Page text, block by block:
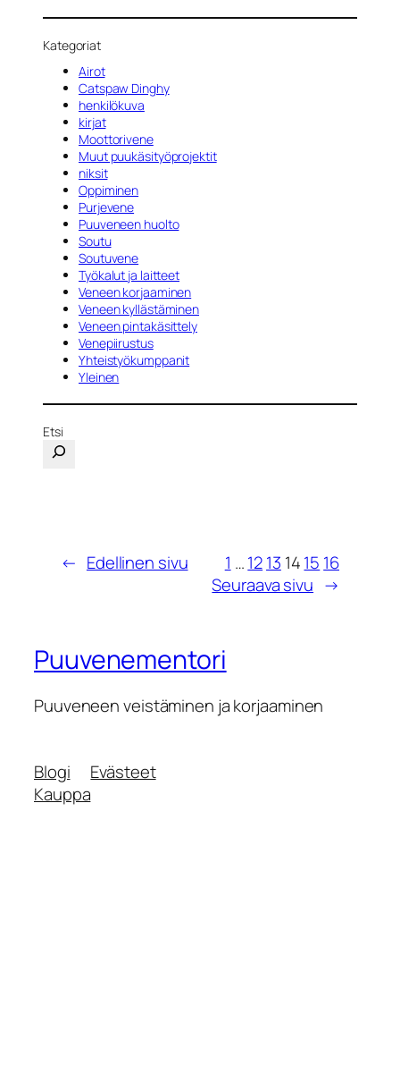
Kategoriat
Airot
Catspaw Dinghy
henkilökuva
kirjat
Moottorivene
Muut puukäsityöprojektit
niksit
Oppiminen
Purjevene
Puuveneen huolto
Soutu
Soutuvene
Työkalut ja laitteet
Veneen korjaaminen
Veneen kyllästäminen
Veneen pintakäsittely
Venepiirustus
Yhteistyökumppanit
Yleinen
Etsi
← Edellinen sivu 1 …1213 1415 16
Seuraava sivu →
Puuvenementori
Puuveneen veistäminen ja korjaaminen
Blogi
Kauppa
Evästeet